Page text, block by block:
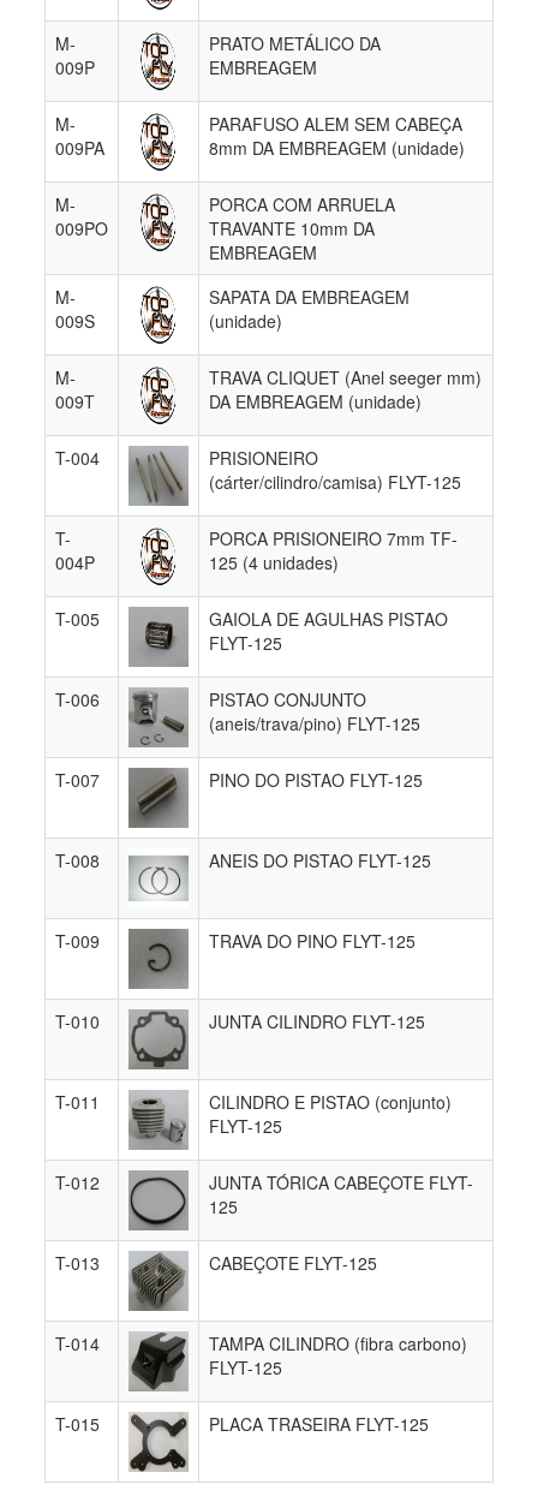
M-
009P
PRATO METÁLICO DA
EMBREAGEM
M-
009PA
PARAFUSO ALEM SEM CABEÇA
8mm DA EMBREAGEM (unidade)
M-
009PO
PORCA COM ARRUELA
TRAVANTE 10mm DA
EMBREAGEM
M-
009S
SAPATA DA EMBREAGEM
(unidade)
M-
009T
TRAVA CLIQUET (Anel seeger mm)
DA EMBREAGEM (unidade)
T-004
PRISIONEIRO
(cárter/cilindro/camisa) FLYT-125
T-
004P
PORCA PRISIONEIRO 7mm TF-
125 (4 unidades)
T-005
GAIOLA DE AGULHAS PISTAO
FLYT-125
T-006
PISTAO CONJUNTO
(aneis/trava/pino) FLYT-125
T-007 PINO DO PISTAO FLYT-125
T-008 ANEIS DO PISTAO FLYT-125
T-009 TRAVA DO PINO FLYT-125
T-010 JUNTA CILINDRO FLYT-125
T-011
CILINDRO E PISTAO (conjunto)
FLYT-125
T-012
JUNTA TÓRICA CABEÇOTE FLYT-
125
T-013 CABEÇOTE FLYT-125
T-014
TAMPA CILINDRO (fibra carbono)
FLYT-125
T-015 PLACA TRASEIRA FLYT-125